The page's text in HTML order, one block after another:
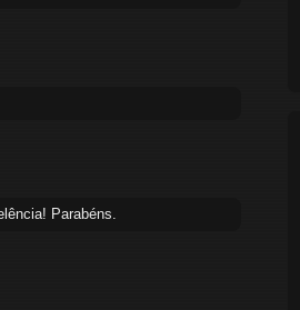
Parabéns.